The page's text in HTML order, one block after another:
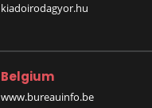
kiadoirodagyor.hu
Belgium
www.bureauinfo.be